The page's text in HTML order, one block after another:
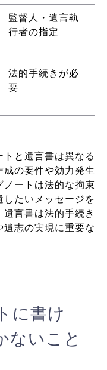
監督人・遺言執
行者の指定
法的手続きが必
要
トと遺言書は異なる
成の要件や効力発生
ートは法的な拘束
たいメッセージを
言書は法的手続き
遺志の実現に重要な
に書け
ないこと